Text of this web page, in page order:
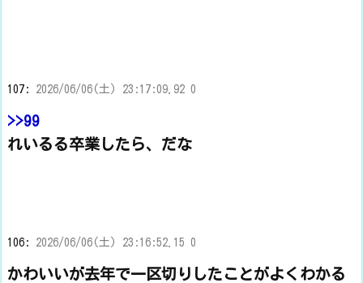
107: 2026/06/06(土) 23:17:09.92 0
>>99
れいるる卒業したら、だな
106: 2026/06/06(土) 23:16:52.15 0
かわいいが去年で一区切りしたことがよくわかる